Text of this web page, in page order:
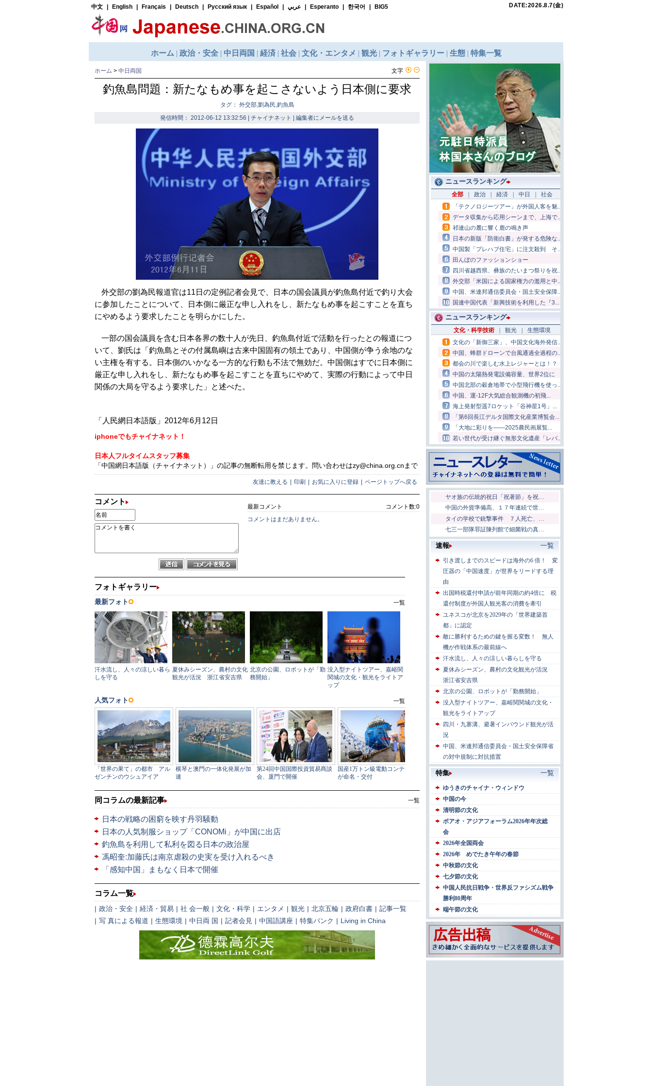
文字
ホーム > 中日両国
釣魚島問題：新たなもめ事を起こさないよう日本側に要求
タグ： 外交部,劉為民,釣魚島
発信時間： 2012-06-12 13:32:56 | チャイナネット | 編集者にメールを送る
外交部の劉為民報道官は11日の定例記者会見で、日本の国会議員が釣魚島付近で釣り大会
に参加したことについて、日本側に厳正な申し入れをし、新たなもめ事を起こすことを直ち
にやめるよう要求したことを明らかにした。
一部の国会議員を含む日本各界の数十人が先日、釣魚島付近で活動を行ったとの報道につ
いて、劉氏は「釣魚島とその付属島嶼は古来中国固有の領土であり、中国側が争う余地のな
い主権を有する。日本側のいかなる一方的な行動も不法で無効だ。中国側はすでに日本側に
厳正な申し入れをし、新たなもめ事を起こすことを直ちにやめて、実際の行動によって中日
関係の大局を守るよう要求した」と述べた。
「人民網日本語版」2012年6月12日
iphoneでもチャイナネット！
日本人フルタイムスタッフ募集
「中国網日本語版（チャイナネット）」の記事の無断転用を禁じます。問い合わせはzy@china.org.cnまで
友達に教える 印刷 お気に入りに登録 ページトップへ戻る
コメント
コメント数:0
最新コメント
コメントはまだありません。
一覧
同コラムの最新記事
日本の戦略の困窮を映す丹羽騒動
日本の人気制服ショップ「CONOMi」が中国に出店
釣魚島を利用して私利を図る日本の政治屋
馮昭奎:加藤氏は南京虐殺の史実を受け入れるべき
「感知中国」まもなく日本で開催
コラム一覧
| 政治・安全 | 経済・貿易 | 社 会一般 | 文化・科学 | エンタメ | 観光 | 北京五輪 | 政府白書 | 記事一覧
| 写 真による報道 | 生態環境 | 中日両 国 | 記者会見 | 中国語講座 | 特集バンク | Living in China